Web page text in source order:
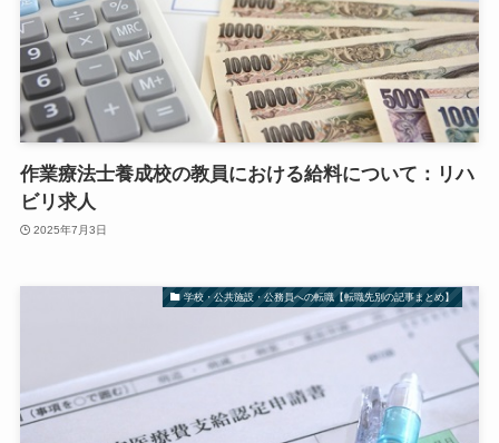
作業療法士養成校の教員における給料について：リハ
ビリ求人
2025年7月3日
学校・公共施設・公務員への転職【転職先別の記事まとめ】